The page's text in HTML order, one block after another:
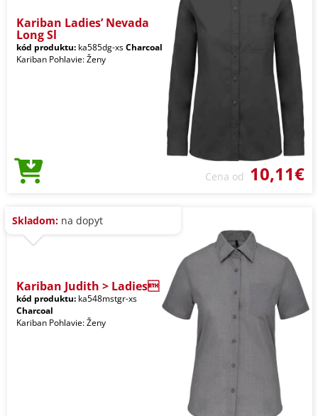
Kariban Ladies’ Nevada
Long Sl
kód produktu: ka585dg-xsCharcoal
Kariban Pohlavie: Ženy
Cena od 10,11€
Skladom: na dopyt
Kariban Judith > Ladies
kód produktu: ka548mstgr-xs
Charcoal
Kariban Pohlavie: Ženy